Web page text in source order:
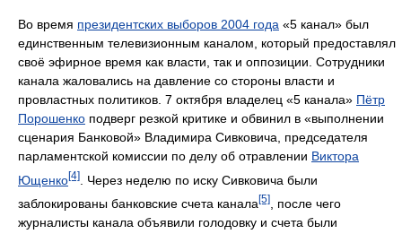
Во время президентских выборов 2004 года «5 канал» был
единственным телевизионным каналом, который предоставлял
своё эфирное время как власти, так и оппозиции. Сотрудники
канала жаловались на давление со стороны власти и
провластных политиков. 7 октября владелец «5 канала» Пётр
Порошенко подверг резкой критике и обвинил в «выполнении
сценария Банковой» Владимира Сивковича, председателя
парламентской комиссии по делу об отравлении Виктора
Ющенко[4]
. Через неделю по иску Сивковича были
заблокированы банковские счета канала [5]
, после чего
журналисты канала объявили голодовку и счета были